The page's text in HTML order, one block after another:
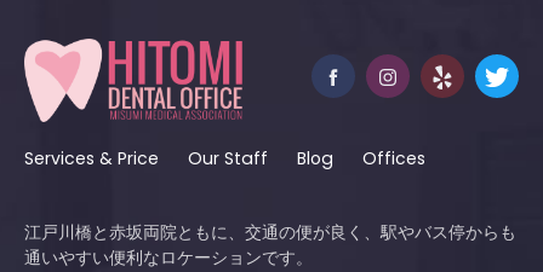
Services & Price Our Staff Blog Offices
江戸川橋と赤坂両院ともに、交通の便が良く、駅やバス停からも
通いやすい便利なロケーションです。